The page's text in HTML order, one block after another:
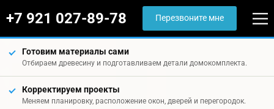
+7 921 027-89-78 Перезвоните мне
Готовим материалы сами
Отбираем древесину и подготавливаем детали домокомплекта.
Корректируем проекты
Меняем планировку, расположение окон, дверей и перегородок.